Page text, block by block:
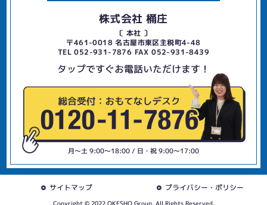
株式会社 桶庄
〔 本社 〕
〒461-0018 名古屋市東区主税町4-48
TEL 052-931-7876 FAX 052-931-8439
タップですぐお電話いただけます！
月〜土 9:00〜18:00 / 日・祝 9:00〜17:00
サイトマップ プライバシー・ポリシー